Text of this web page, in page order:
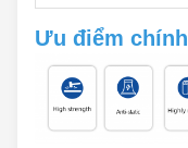
Ưu điểm chính